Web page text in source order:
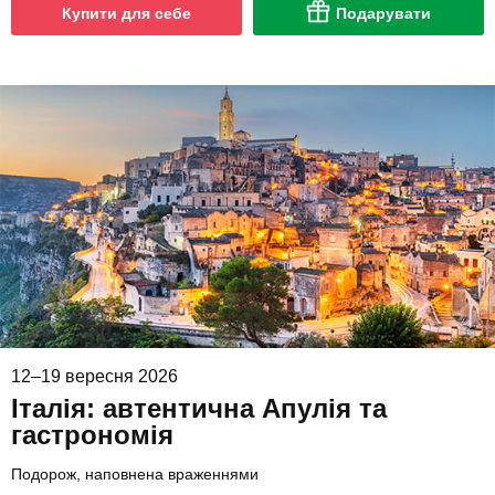
Купити для себе Подарувати
12–19 вересня 2026
Італія: автентична Апулія та
гастрономія
Подорож, наповнена враженнями